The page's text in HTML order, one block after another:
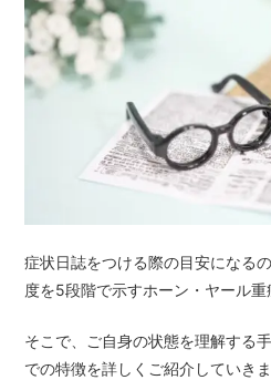
症状日誌をつける際の目安になる
度を5段階で示すホーン・ヤール重
そこで、ご自身の状態を理解する
での特徴を詳しくご紹介していきま